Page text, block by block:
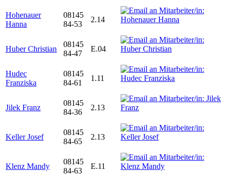
Hohenauer
Hanna
08145
84-53
2.14
Huber Christian
08145
84-47
E.04
Hudec
Franziska
08145
84-61
1.11
Jilek Franz
08145
84-36
2.13
Keller Josef
08145
84-65
2.13
Klenz Mandy
08145
84-63
E.11